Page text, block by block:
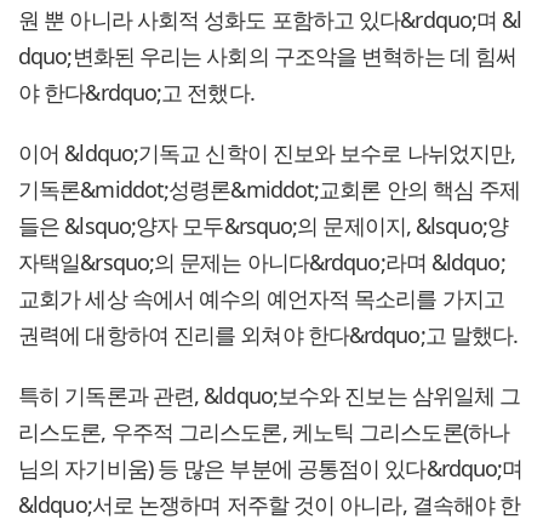
원 뿐 아니라 사회적 성화도 포함하고 있다&rdquo;며 &l
dquo;변화된 우리는 사회의 구조악을 변혁하는 데 힘써
야 한다&rdquo;고 전했다.
이어 &ldquo;기독교 신학이 진보와 보수로 나뉘었지만,
기독론&middot;성령론&middot;교회론 안의 핵심 주제
들은 &lsquo;양자 모두&rsquo;의 문제이지, &lsquo;양
자택일&rsquo;의 문제는 아니다&rdquo;라며 &ldquo;
교회가 세상 속에서 예수의 예언자적 목소리를 가지고
권력에 대항하여 진리를 외쳐야 한다&rdquo;고 말했다.
특히 기독론과 관련, &ldquo;보수와 진보는 삼위일체 그
리스도론, 우주적 그리스도론, 케노틱 그리스도론(하나
님의 자기비움) 등 많은 부분에 공통점이 있다&rdquo;며
&ldquo;서로 논쟁하며 저주할 것이 아니라, 결속해야 한